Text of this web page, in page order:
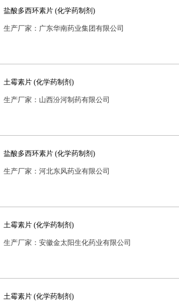
盐酸多西环素片 (化学药制剂)
生产厂家：广东华南药业集团有限公司
土霉素片 (化学药制剂)
生产厂家：山西汾河制药有限公司
盐酸多西环素片 (化学药制剂)
生产厂家：河北东风药业有限公司
土霉素片 (化学药制剂)
生产厂家：安徽金太阳生化药业有限公司
土霉素片 (化学药制剂)